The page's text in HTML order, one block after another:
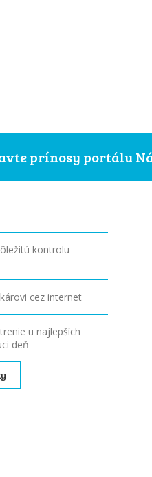
prínosy portálu
kontrolu
cez internet
u najlepších
deň